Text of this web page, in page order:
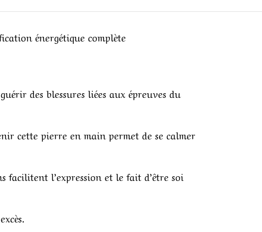
énergétique complète
des blessures liées aux épreuves du
cette pierre en main permet de se calmer
facilitent l’expression et le fait d’être soi